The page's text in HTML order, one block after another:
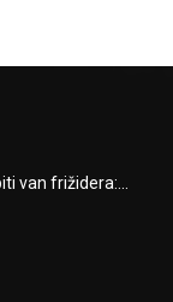
van frižidera:...